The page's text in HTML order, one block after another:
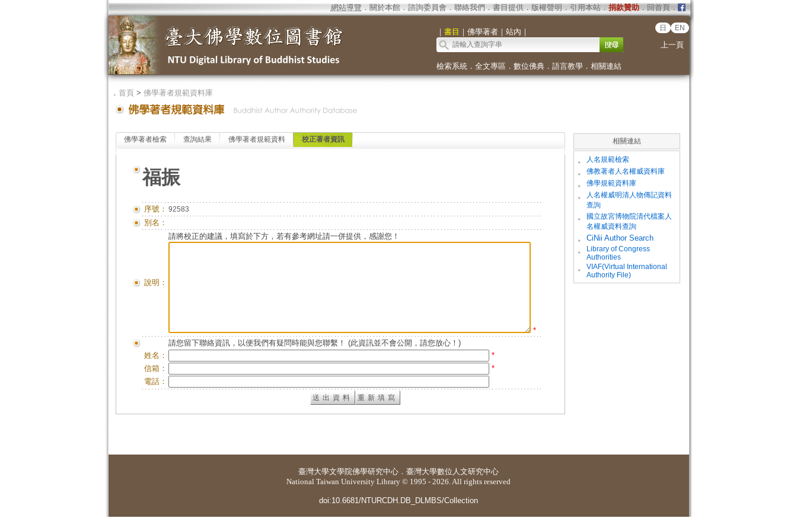
網站導覽 ． 關於本館． 諮詢委員會． 聯絡我們 ． 書目提供． 版權聲明 ． 引用本站． 捐款贊助．回首頁．
｜ 書目 ｜ 佛學著者｜ 站內 ｜ 日 EN
上一頁
檢索系統． 全文專區 ． 數位佛典． 語言教學． 相關連結
． 首頁> 佛學著者規範資料庫
佛學著者檢索 查詢結果 佛學著者規範資料 校正著者資訊
福振
序號： 92583
別名：
說明：
請將校正的建議，填寫於下方，若有參考網址請一併提供，感謝您！
*
請您留下聯絡資訊，以便我們有疑問時能與您聯繫！ (此資訊並不會公開，請您放心！)
姓名：
*
信箱：
*
電話：
相關連結
。 人名規範檢索
。 佛教著者人名權威資料庫
。 佛學規範資料庫
。
人名權威明清人物傳記資料
查詢
。
國立故宮博物院清代檔案人
名權威資料查詢
。
CiNii Author Search
。
Library of Congress
Authorities
。
VIAF(Virtual International
Authority File)
臺灣大學文學院佛學研究中心 ． 臺灣大學數位人文研究中心
National Taiwan University Library © 1995 - 2026. All rights reserved
doi:10.6681/NTURCDH.DB_DLMBS/Collection